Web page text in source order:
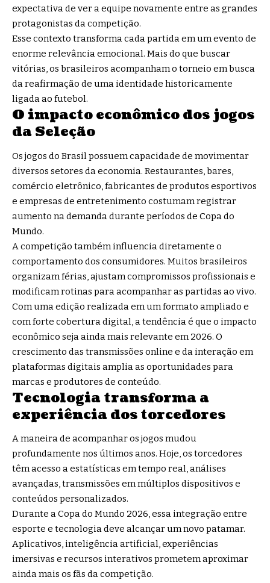
expectativa de ver a equipe novamente entre as grandes
protagonistas da competição.
Esse contexto transforma cada partida em um evento de
enorme relevância emocional. Mais do que buscar
vitórias, os brasileiros acompanham o torneio em busca
da reafirmação de uma identidade historicamente
ligada ao futebol.
O impacto econômico dos jogos
da Seleção
Os jogos do Brasil possuem capacidade de movimentar
diversos setores da economia. Restaurantes, bares,
comércio eletrônico, fabricantes de produtos esportivos
e empresas de entretenimento costumam registrar
aumento na demanda durante períodos de Copa do
Mundo.
A competição também influencia diretamente o
comportamento dos consumidores. Muitos brasileiros
organizam férias, ajustam compromissos profissionais e
modificam rotinas para acompanhar as partidas ao vivo.
Com uma edição realizada em um formato ampliado e
com forte cobertura digital, a tendência é que o impacto
econômico seja ainda mais relevante em 2026. O
crescimento das transmissões online e da interação em
plataformas digitais amplia as oportunidades para
marcas e produtores de conteúdo.
Tecnologia transforma a
experiência dos torcedores
A maneira de acompanhar os jogos mudou
profundamente nos últimos anos. Hoje, os torcedores
têm acesso a estatísticas em tempo real, análises
avançadas, transmissões em múltiplos dispositivos e
conteúdos personalizados.
Durante a Copa do Mundo 2026, essa integração entre
esporte e tecnologia deve alcançar um novo patamar.
Aplicativos, inteligência artificial, experiências
imersivas e recursos interativos prometem aproximar
ainda mais os fãs da competição.